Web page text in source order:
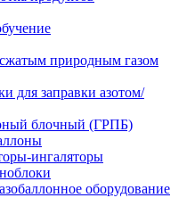
сжатым природным газом
для заправки азотом/
блочный (ГРПБ)
ингаляторы
оборудование